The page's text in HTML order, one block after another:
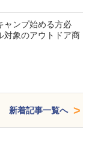
ャンプ始める方必
対象のアウトドア商
新着記事一覧へ